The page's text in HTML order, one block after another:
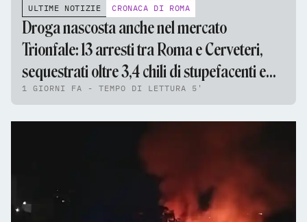
ULTIME NOTIZIE CRONACA DI ROMA
Droga nascosta anche nel mercato
Trionfale: 13 arresti tra Roma e Cerveteri,
sequestrati oltre 3,4 chili di stupefacenti e
95mila euro
1 GIORNI FA - TEMPO DI LETTURA 5'